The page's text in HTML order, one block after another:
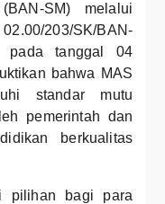
SM) melalui
203/SK/BAN-
pada tanggal 04
bahwa MAS
standar mutu
pemerintah dan
berkualitas
pilihan bagi para